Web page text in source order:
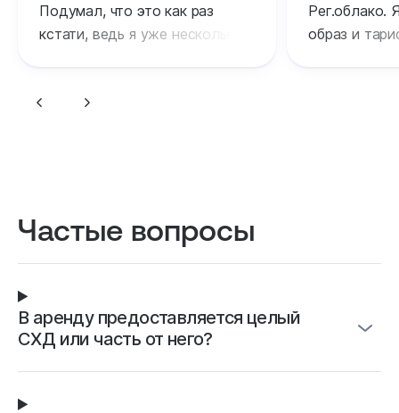
Подумал, что это как раз
кстати, ведь я уже несколько
для своей работы. Решил
и сборку под свои задачи.
Сайт не тормозит и оплата
время использования.
Рег.облако.
образ и
Частые вопросы
В аренду предоставляется целый
СХД или часть от него?